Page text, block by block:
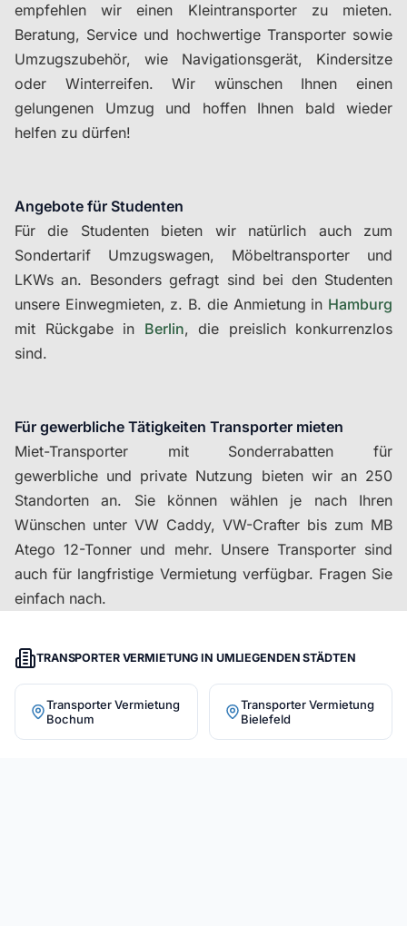
empfehlen wir einen Kleintransporter zu mieten.
Beratung, Service und hochwertige Transporter sowie
Umzugszubehör, wie Navigationsgerät, Kindersitze
oder Winterreifen. Wir wünschen Ihnen einen
gelungenen Umzug und hoffen Ihnen bald wieder
helfen zu dürfen!
Angebote für Studenten
Für die Studenten bieten wir natürlich auch zum
Sondertarif Umzugswagen, Möbeltransporter und
LKWs an. Besonders gefragt sind bei den Studenten
unsere Einwegmieten, z. B. die Anmietung in Hamburg
mit Rückgabe in Berlin, die preislich konkurrenzlos
sind.
Für gewerbliche Tätigkeiten Transporter mieten
Miet-Transporter mit Sonderrabatten für
gewerbliche und private Nutzung bieten wir an 250
Standorten an. Sie können wählen je nach Ihren
Wünschen unter VW Caddy, VW-Crafter bis zum MB
Atego 12-Tonner und mehr. Unsere Transporter sind
auch für langfristige Vermietung verfügbar. Fragen Sie
einfach nach.
TRANSPORTER VERMIETUNG IN UMLIEGENDEN STÄDTEN
Transporter Vermietung
Bochum
Transporter Vermietung
Bielefeld